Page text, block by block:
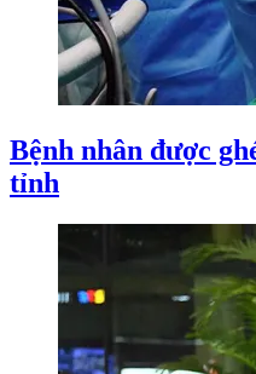
Bệnh nhân được
tỉnh